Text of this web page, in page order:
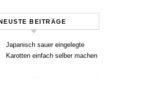
NEUSTE BEITRÄGE
Japanisch sauer eingelegte
Karotten einfach selber machen